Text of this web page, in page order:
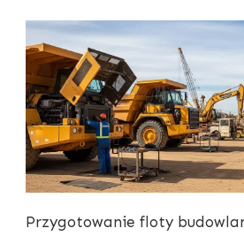
Przygotowanie floty